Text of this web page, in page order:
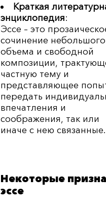
Краткая
энциклопедия:
Эссе – это
сочинение небольшого
объема и свободной
композиции,
частную тему и
представляющее
передать
впечатления и
соображения, так или
иначе с нею связанные.
Некоторые
эссе